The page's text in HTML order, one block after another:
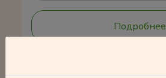
Подробнее